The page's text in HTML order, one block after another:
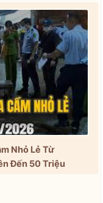
Nhỏ Lẻ Từ
Đến 50 Triệu